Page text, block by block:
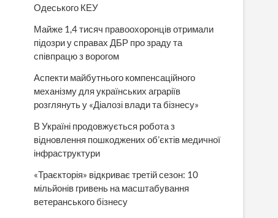
Одеського КЕУ
Майже 1,4 тисяч правоохоронців отримали
підозри у справах ДБР про зраду та
співпрацю з ворогом
Аспекти майбутнього компенсаційного
механізму для українських аграріїв
розглянуть у «Діалозі влади та бізнесу»
В Україні продовжується робота з
відновлення пошкоджених об’єктів медичної
інфраструктури
«Траєкторія» відкриває третій сезон: 10
мільйонів гривень на масштабування
ветеранського бізнесу